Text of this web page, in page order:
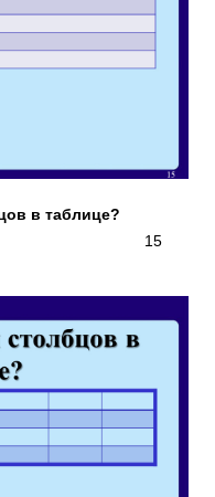
в таблице?
15